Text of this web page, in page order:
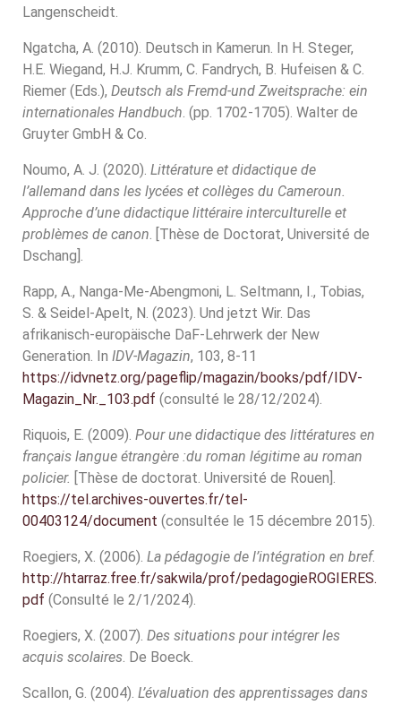
Langenscheidt.
Ngatcha, A. (2010). Deutsch in Kamerun. In H. Steger,
H.E. Wiegand, H.J. Krumm, C. Fandrych, B. Hufeisen & C.
Riemer (Eds.), Deutsch als Fremd-und Zweitsprache: ein
internationales Handbuch. (pp. 1702-1705). Walter de
Gruyter GmbH & Co.
Noumo, A. J. (2020). Littérature et didactique de
l’allemand dans les lycées et collèges du Cameroun.
Approche d’une didactique littéraire interculturelle et
problèmes de canon. [Thèse de Doctorat, Université de
Dschang].
Rapp, A., Nanga-Me-Abengmoni, L. Seltmann, I., Tobias,
S. & Seidel-Apelt, N. (2023). Und jetzt Wir. Das
afrikanisch-europäische DaF-Lehrwerk der New
Generation. In IDV-Magazin, 103, 8-11
https://idvnetz.org/pageflip/magazin/books/pdf/IDV-
Magazin_Nr._103.pdf (consulté le 28/12/2024).
Riquois, E. (2009). Pour une didactique des littératures en
français langue étrangère :du roman légitime au roman
policier. [Thèse de doctorat. Université de Rouen].
https://tel.archives-ouvertes.fr/tel-
00403124/document (consultée le 15 décembre 2015).
Roegiers, X. (2006). La pédagogie de l’intégration en bref.
http://htarraz.free.fr/sakwila/prof/pedagogieROGIERES.
pdf (Consulté le 2/1/2024).
Roegiers, X. (2007). Des situations pour intégrer les
acquis scolaires. De Boeck.
Scallon, G. (2004). L’évaluation des apprentissages dans